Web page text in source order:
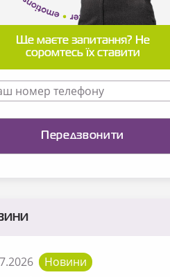
Ще маєте запитання? Не
соромтесь їх ставити
Новини